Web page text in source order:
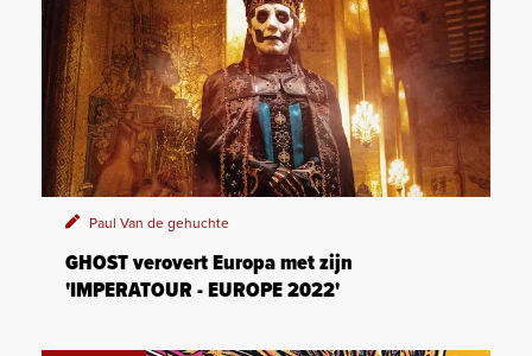
Paul Van de gehuchte
GHOST verovert Europa met zijn
'IMPERATOUR - EUROPE 2022'